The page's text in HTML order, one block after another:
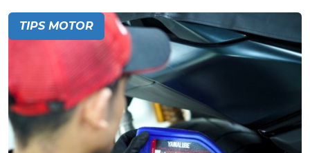
TIPS MOTOR